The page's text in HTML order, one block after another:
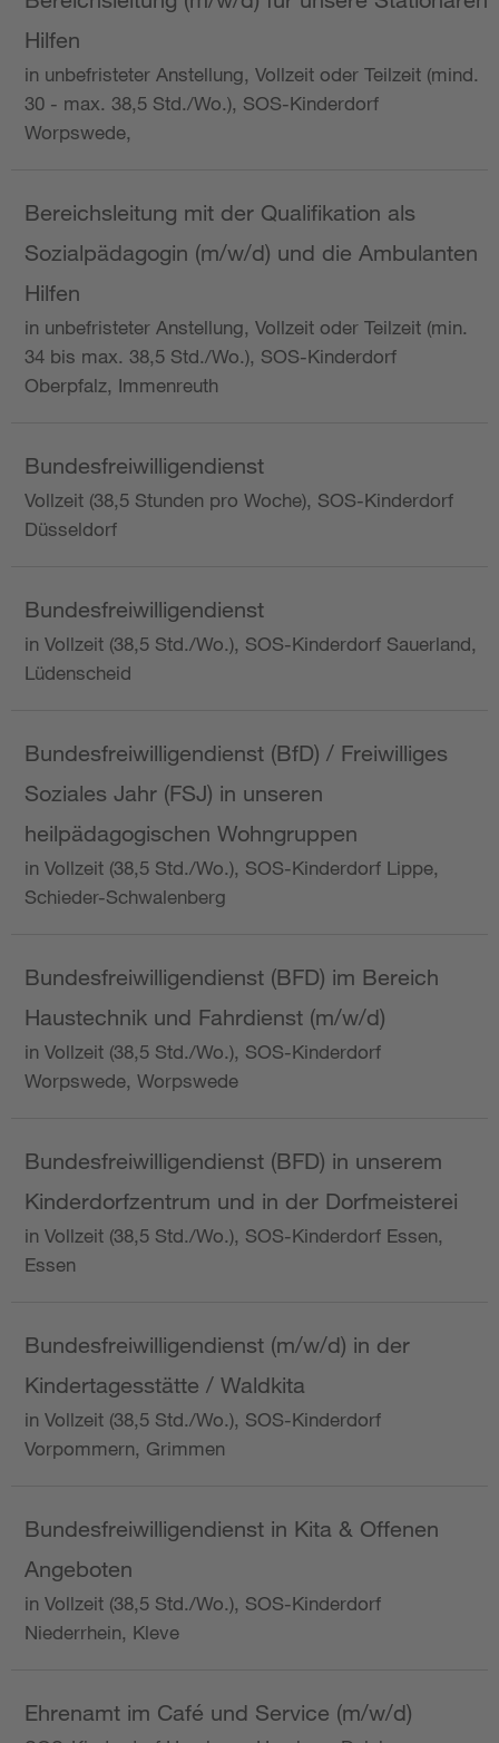
Hilfen
in unbefristeter Anstellung, Vollzeit oder Teilzeit (mind.
30 - max. 38,5 Std./Wo.), SOS-Kinderdorf
Worpswede,
Bereichsleitung mit der Qualifikation als
Sozialpädagogin (m/w/d) und die Ambulanten
Hilfen
in unbefristeter Anstellung, Vollzeit oder Teilzeit (min.
34 bis max. 38,5 Std./Wo.), SOS-Kinderdorf
Oberpfalz, Immenreuth
Bundesfreiwilligendienst
Vollzeit (38,5 Stunden pro Woche), SOS-Kinderdorf
Düsseldorf
Bundesfreiwilligendienst
in Vollzeit (38,5 Std./Wo.), SOS-Kinderdorf Sauerland,
Lüdenscheid
Bundesfreiwilligendienst (BfD) / Freiwilliges
Soziales Jahr (FSJ) in unseren
heilpädagogischen Wohngruppen
in Vollzeit (38,5 Std./Wo.), SOS-Kinderdorf Lippe,
Schieder-Schwalenberg
Bundesfreiwilligendienst (BFD) im Bereich
Haustechnik und Fahrdienst (m/w/d)
in Vollzeit (38,5 Std./Wo.), SOS-Kinderdorf
Worpswede, Worpswede
Bundesfreiwilligendienst (BFD) in unserem
Kinderdorfzentrum und in der Dorfmeisterei
in Vollzeit (38,5 Std./Wo.), SOS-Kinderdorf Essen,
Essen
Bundesfreiwilligendienst (m/w/d) in der
Kindertagesstätte / Waldkita
in Vollzeit (38,5 Std./Wo.), SOS-Kinderdorf
Vorpommern, Grimmen
Bundesfreiwilligendienst in Kita & Offenen
Angeboten
in Vollzeit (38,5 Std./Wo.), SOS-Kinderdorf
Niederrhein, Kleve
Ehrenamt im Café und Service (m/w/d)